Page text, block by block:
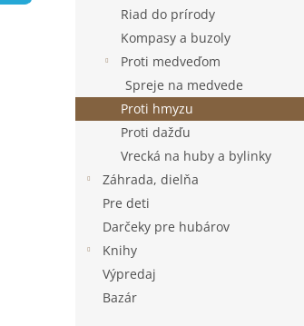
Riad do prírody
Kompasy a buzoly
Proti medveďom
Spreje na medvede
Proti hmyzu
Proti dažďu
Vrecká na huby a bylinky
Záhrada, dielňa
Pre deti
Darčeky pre hubárov
Knihy
Výpredaj
Bazár